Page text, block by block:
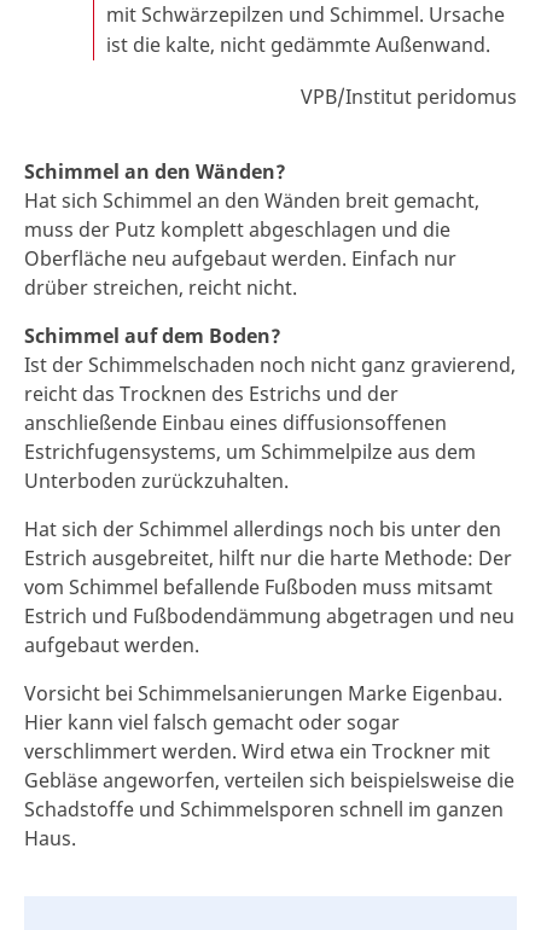
mit Schwärzepilzen und Schimmel. Ursache
ist die kalte, nicht gedämmte Außenwand.
VPB/Institut peridomus
Schimmel an den Wänden?
Hat sich Schimmel an den Wänden breit gemacht,
muss der Putz komplett abgeschlagen und die
Oberfläche neu aufgebaut werden. Einfach nur
drüber streichen, reicht nicht.
Schimmel auf dem Boden?
Ist der Schimmelschaden noch nicht ganz gravierend,
reicht das Trocknen des Estrichs und der
anschließende Einbau eines diffusionsoffenen
Estrichfugensystems, um Schimmelpilze aus dem
Unterboden zurückzuhalten.
Hat sich der Schimmel allerdings noch bis unter den
Estrich ausgebreitet, hilft nur die harte Methode: Der
vom Schimmel befallende Fußboden muss mitsamt
Estrich und Fußbodendämmung abgetragen und neu
aufgebaut werden.
Vorsicht bei Schimmelsanierungen Marke Eigenbau.
Hier kann viel falsch gemacht oder sogar
verschlimmert werden. Wird etwa ein Trockner mit
Gebläse angeworfen, verteilen sich beispielsweise die
Schadstoffe und Schimmelsporen schnell im ganzen
Haus.